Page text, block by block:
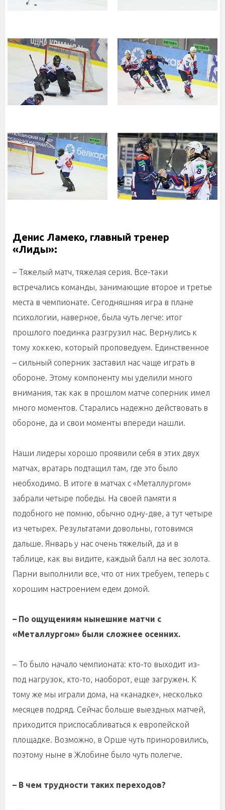
Денис Ламеко, главный тренер
«Лиды»:
– Тяжелый матч, тяжелая серия. Все-таки
встречались команды, занимающие второе и третье
места в чемпионате. Сегодняшняя игра в плане
психологии, наверное, была чуть легче: итог
прошлого поединка разгрузил нас. Вернулись к
тому хоккею, который проповедуем. Единственное
– сильный соперник заставил нас чаще играть в
обороне. Этому компоненту мы уделили много
внимания, так как в прошлом матче соперник имел
много моментов. Старались надежно действовать в
обороне, да и свои моменты впереди нашли.
Наши лидеры хорошо проявили себя в этих двух
матчах, вратарь подтащил там, где это было
необходимо. В итоге в матчах с «Металлургом»
забрали четыре победы. На своей памяти я
подобного не помню, обычно одну-две, а тут четыре
из четырех. Результатами довольны, готовимся
дальше. Январь у нас очень тяжелый, да и в
таблице, как вы видите, каждый балл на вес золота.
Парни выполнили все, что от них требуем, теперь с
хорошим настроением едем домой.
– По ощущениям нынешние матчи с
«Металлургом» были сложнее осенних.
– То было начало чемпионата: кто-то выходит из-
под нагрузок, кто-то, наоборот, еще загружен. К
тому же мы играли дома, на «канадке», несколько
месяцев подряд. Сейчас больше выездных матчей,
приходится приспосабливаться к европейской
площадке. Возможно, в Орше чуть приноровились,
поэтому ныне в Жлобине было чуть полегче.
– В чем трудности таких переходов?